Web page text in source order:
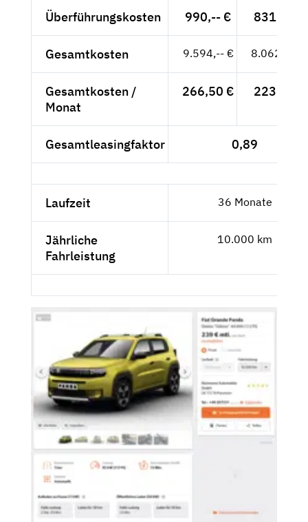
Überführungskosten 990,-- € 831,93 €
Gesamtkosten 9.594,-- € 8.062,18 €
Gesamtkosten /
Monat
266,50 € 223,95 €
Gesamtleasingfaktor 0,89
Laufzeit 36 Monate
Jährliche
Fahrleistung
10.000 km